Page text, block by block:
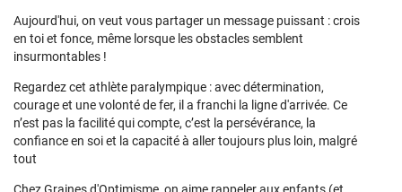
Aujourd'hui, on veut vous partager un message puissant : crois
en toi et fonce, même lorsque les obstacles semblent
insurmontables !
Regardez cet athlète paralympique : avec détermination,
courage et une volonté de fer, il a franchi la ligne d'arrivée. Ce
n’est pas la facilité qui compte, c’est la persévérance, la
confiance en soi et la capacité à aller toujours plus loin, malgré
tout